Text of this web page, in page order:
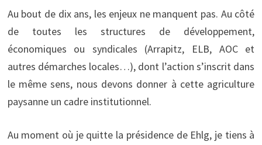
Au bout de dix ans, les enjeux ne manquent pas. Au côté
de toutes les structures de développement,
économiques ou syndicales (Arrapitz, ELB, AOC et
autres démarches locales…), dont l’action s’inscrit dans
le même sens, nous devons donner à cette agriculture
paysanne un cadre institutionnel.
Au moment où je quitte la présidence de Ehlg, je tiens à